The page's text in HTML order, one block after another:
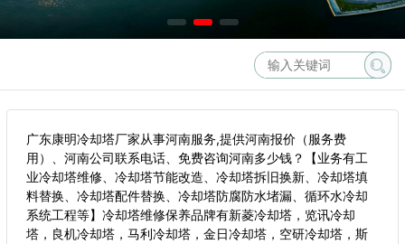
广东康明冷却塔厂家从事河南服务,提供河南报价（服务费
用）、河南公司联系电话、免费咨询河南多少钱？【业务有工
业冷却塔维修、冷却塔节能改造、冷却塔拆旧换新、冷却塔填
料替换、冷却塔配件替换、冷却塔防腐防水堵漏、循环水冷却
系统工程等】冷却塔维修保养品牌有新菱冷却塔，览讯冷却
塔，良机冷却塔，马利冷却塔，金日冷却塔，空研冷却塔，斯